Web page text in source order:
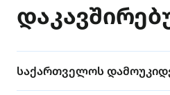
საქართველოს